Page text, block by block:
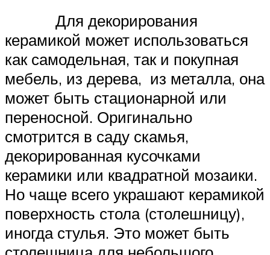
Для декорирования
керамикой может использоваться
как самодельная, так и покупная
мебель, из дерева, из металла, она
может быть стационарной или
переносной. Оригинально
смотрится в саду скамья,
декорированная кусочками
керамики или квадратной мозаики.
Но чаще всего украшают керамикой
поверхность стола (столешницу),
иногда стулья. Это может быть